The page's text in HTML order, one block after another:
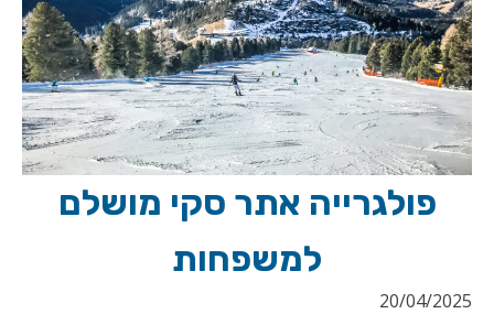
פולגרייה אתר סקי מושלם
למשפחות
20/04/2025